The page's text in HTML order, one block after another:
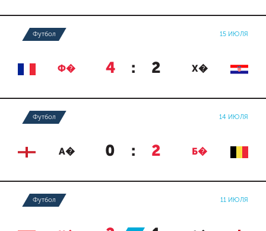
Футбол 15 ИЮЛЯ
Ф� 4 : 2 Х�
Футбол 14 ИЮЛЯ
А� 0 : 2 Б�
Футбол 11 ИЮЛЯ